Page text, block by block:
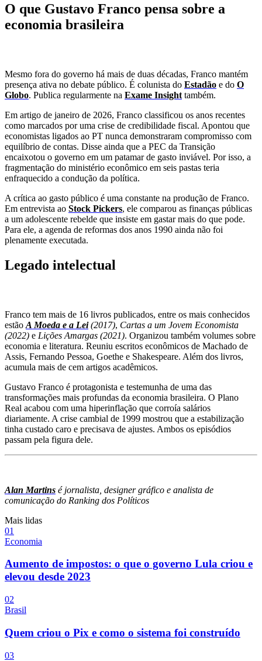
O que Gustavo Franco pensa sobre a
economia brasileira
Mesmo fora do governo há mais de duas décadas, Franco mantém
presença ativa no debate público. É colunista do Estadão e do O
Globo. Publica regularmente na Exame Insight também.
Em artigo de janeiro de 2026, Franco classificou os anos recentes
como marcados por uma crise de credibilidade fiscal. Apontou que
economistas ligados ao PT nunca demonstraram compromisso com
equilíbrio de contas. Disse ainda que a PEC da Transição
encaixotou o governo em um patamar de gasto inviável. Por isso, a
fragmentação do ministério econômico em seis pastas teria
enfraquecido a condução da política.
A crítica ao gasto público é uma constante na produção de Franco.
Em entrevista ao Stock Pickers, ele comparou as finanças públicas
a um adolescente rebelde que insiste em gastar mais do que pode.
Para ele, a agenda de reformas dos anos 1990 ainda não foi
plenamente executada.
Legado intelectual
Franco tem mais de 16 livros publicados, entre os mais conhecidos
estão A Moeda e a Lei(2017), Cartas a um Jovem Economista
(2022) e Lições Amargas (2021). Organizou também volumes sobre
economia e literatura. Reuniu escritos econômicos de Machado de
Assis, Fernando Pessoa, Goethe e Shakespeare. Além dos livros,
acumula mais de cem artigos acadêmicos.
Gustavo Franco é protagonista e testemunha de uma das
transformações mais profundas da economia brasileira. O Plano
Real acabou com uma hiperinflação que corroía salários
diariamente. A crise cambial de 1999 mostrou que a estabilização
tinha custado caro e precisava de ajustes. Ambos os episódios
passam pela figura dele.
Alan Martins é jornalista, designer gráfico e analista de
comunicação do Ranking dos Políticos
Mais lidas
01
Economia
Aumento de impostos: o que o governo Lula criou e
elevou desde 2023
02
Brasil
Quem criou o Pix e como o sistema foi construído
03